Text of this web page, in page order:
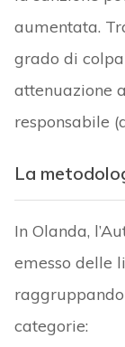
aumentata.
grado di
attenuazione
responsabile
La
In Olanda,
emesso delle
categorie: